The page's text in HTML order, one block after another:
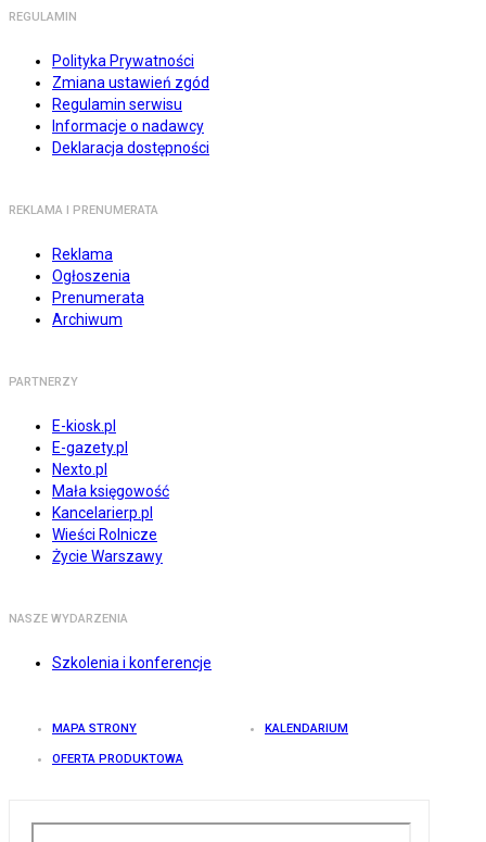
REGULAMIN
Polityka Prywatności
Zmiana ustawień zgód
Regulamin serwisu
Informacje o nadawcy
Deklaracja dostępności
REKLAMA I PRENUMERATA
Reklama
Ogłoszenia
Prenumerata
Archiwum
PARTNERZY
E-kiosk.pl
E-gazety.pl
Nexto.pl
Mała księgowość
Kancelarierp.pl
Wieści Rolnicze
Życie Warszawy
NASZE WYDARZENIA
Szkolenia i konferencje
MAPA STRONY KALENDARIUM
OFERTA PRODUKTOWA